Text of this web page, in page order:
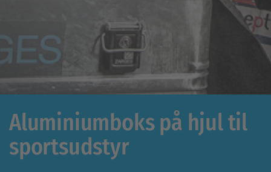
Aluminiumboks på hjul til
sportsudstyr